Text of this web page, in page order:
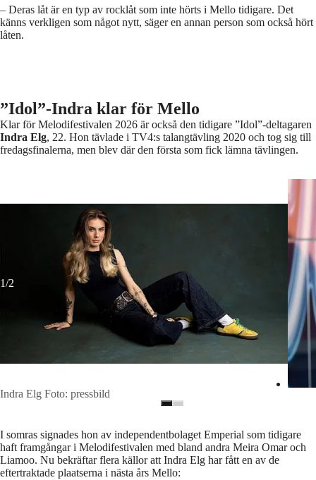
– Deras låt är en typ av rocklåt som inte hörts i Mello tidigare. Det
känns verkligen som något nytt, säger en annan person som också hört
låten.
”Idol”-Indra klar för Mello
Klar för Melodifestivalen 2026 är också den tidigare ”Idol”-deltagaren
Indra Elg, 22. Hon tävlade i TV4:s talangtävling 2020 och tog sig till
fredagsfinalerna, men blev där den första som fick lämna tävlingen.
1/2
Foto: pressbild
Indra Elg Foto: pressbild
I somras signades hon av independentbolaget Emperial som tidigare
haft framgångar i Melodifestivalen med bland andra Meira Omar och
Liamoo. Nu bekräftar flera källor att Indra Elg har fått en av de
eftertraktade plaatserna i nästa års Mello: